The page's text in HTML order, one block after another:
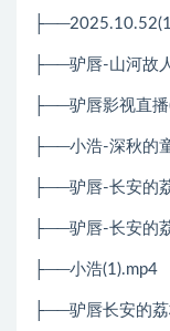
├──驴唇-山河故
├──驴唇影视直
├──小浩-深秋的
├──驴唇-长安的
├──驴唇-长安的
├──小浩(1).mp4
├──驴唇长安的